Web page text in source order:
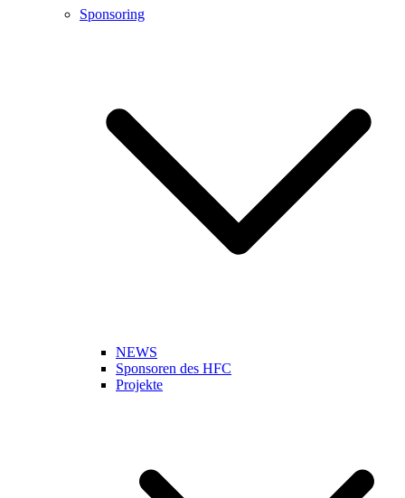
Sponsoring
NEWS
Sponsoren des HFC
Projekte